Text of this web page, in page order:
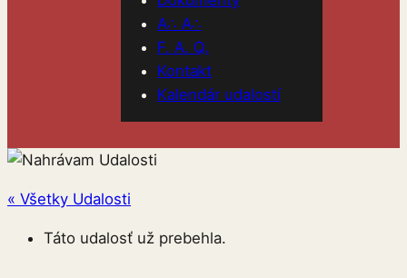
A∴ A∴
F. A. Q.
Kontakt
Kalendár udalostí
« Všetky Udalosti
Táto udalosť už prebehla.